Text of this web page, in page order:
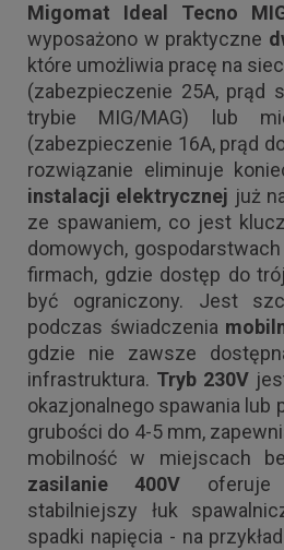
Migomat Ideal Tecno
wyposażono w praktyczne
które umożliwia pracę na
(zabezpieczenie 25A, prąd
trybie MIG/MAG) lub
(zabezpieczenie 16A, prąd
rozwiązanie eliminuje
instalacji elektrycznej już
ze spawaniem, co jest
domowych,
firmach, gdzie dostęp do
być ograniczony. Jest
podczas świadczenia
gdzie nie zawsze
infrastruktura. Tryb 230V
okazjonalnego spawania lub
grubości do 4-5 mm,
mobilność w miejscach
zasilanie 400V
stabilniejszy łuk
spadki napięcia - na